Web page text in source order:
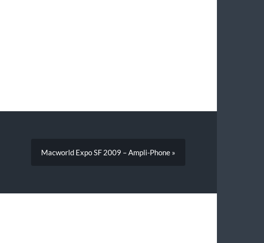
Macworld Expo SF 2009 – Ampli-Phone »